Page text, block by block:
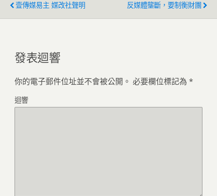
壹傳媒易主 媒改社聲明
反媒體壟斷，要制衡財團
發表迴響
你的電子郵件位址並不會被公開。 必要欄位標記為 *
迴響